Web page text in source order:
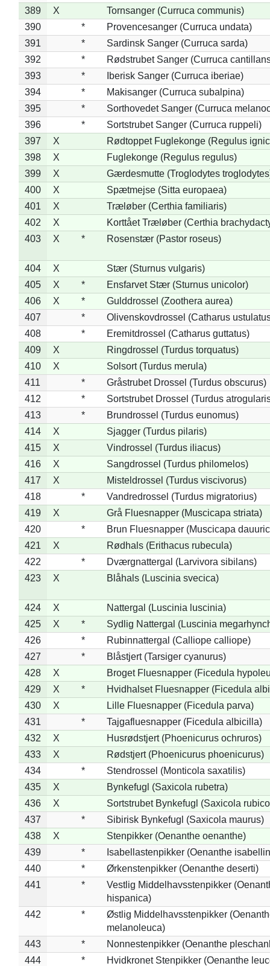
389
X
Tornsanger (Curruca communis)
390
*
Provencesanger (Curruca undata)
391
*
Sardinsk Sanger (Curruca sarda)
392
*
Rødstrubet Sanger (Curruca
393
*
Iberisk Sanger (Curruca iberiae)
394
*
Makisanger (Curruca subalpina)
395
*
Sorthovedet Sanger (Curruca
396
*
Sortstrubet Sanger (Curruca ruppeli)
397
X
Rødtoppet Fuglekonge (Regulus
398
X
Fuglekonge (Regulus regulus)
399
X
Gærdesmutte (Troglodytes
400
X
Spætmejse (Sitta europaea)
401
X
Træløber (Certhia familiaris)
402
X
Korttået Træløber (Certhia
403
X * Rosenstær (Pastor roseus)
404 X
Stær (Sturnus vulgaris)
405
X *
Ensfarvet Stær (Sturnus unicolor)
406
X *
Gulddrossel (Zoothera aurea)
407
*
Olivenskovdrossel (Catharus
408
*
Eremitdrossel (Catharus guttatus)
409
X
Ringdrossel (Turdus torquatus)
410
X
Solsort (Turdus merula)
411
*
Gråstrubet Drossel (Turdus obscurus)
412
*
Sortstrubet Drossel (Turdus
413
*
Brundrossel (Turdus eunomus)
414
X
Sjagger (Turdus pilaris)
415
X
Vindrossel (Turdus iliacus)
416
X
Sangdrossel (Turdus philomelos)
417
X
Misteldrossel (Turdus viscivorus)
418
*
Vandredrossel (Turdus migratorius)
419
X
Grå Fluesnapper (Muscicapa striata)
420
*
Brun Fluesnapper (Muscicapa
421
X
Rødhals (Erithacus rubecula)
422
*
Dværgnattergal (Larvivora sibilans)
423
X Blåhals (Luscinia svecica)
424 X
Nattergal (Luscinia luscinia)
425
X *
Sydlig Nattergal (Luscinia
426
*
Rubinnattergal (Calliope calliope)
427
*
Blåstjert (Tarsiger cyanurus)
428
X
Broget Fluesnapper (Ficedula
429
X *
Hvidhalset Fluesnapper (Ficedula
430
X
Lille Fluesnapper (Ficedula parva)
431
*
Tajgafluesnapper (Ficedula albicilla)
432
X
Husrødstjert (Phoenicurus ochruros)
433
X
Rødstjert (Phoenicurus phoenicurus)
434
*
Stendrossel (Monticola saxatilis)
435
X
Bynkefugl (Saxicola rubetra)
436
X
Sortstrubet Bynkefugl (Saxicola
437
*
Sibirisk Bynkefugl (Saxicola maurus)
438
X
Stenpikker (Oenanthe oenanthe)
439
*
Isabellastenpikker (Oenanthe
440
*
Ørkenstenpikker (Oenanthe deserti)
441
*
Vestlig Middelhavsstenpikker
hispanica)
442
*
Østlig Middelhavsstenpikker
melanoleuca)
443
*
Nonnestenpikker (Oenanthe
444
*
Hvidkronet Stenpikker (Oenanthe